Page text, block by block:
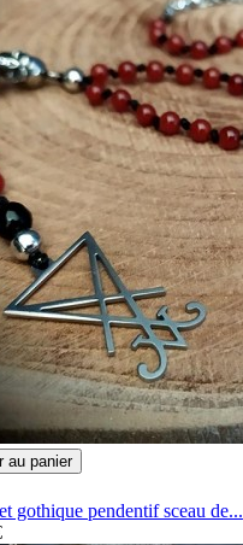
au panier
gothique pendentif sceau de...